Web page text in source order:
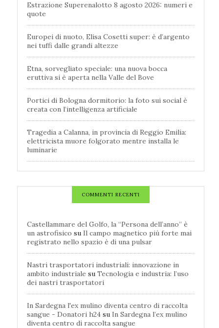
Estrazione Superenalotto 8 agosto 2026: numeri e
quote
Europei di nuoto, Elisa Cosetti super: è d’argento
nei tuffi dalle grandi altezze
Etna, sorvegliato speciale: una nuova bocca
eruttiva si è aperta nella Valle del Bove
Portici di Bologna dormitorio: la foto sui social è
creata con l’intelligenza artificiale
Tragedia a Calanna, in provincia di Reggio Emilia:
elettricista muore folgorato mentre installa le
luminarie
COMMENTI RECENTI
Castellammare del Golfo, la “Persona dell’anno” è
un astrofisico su Il campo magnetico più forte mai
registrato nello spazio è di una pulsar
Nastri trasportatori industriali: innovazione in
ambito industriale su Tecnologia e industria: l’uso
dei nastri trasportatori
In Sardegna l'ex mulino diventa centro di raccolta
sangue - Donatori h24 su In Sardegna l’ex mulino
diventa centro di raccolta sangue